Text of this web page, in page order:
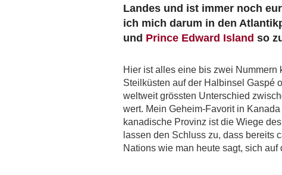
Landes und ist immer noch
ich mich darum in den
und Prince Edward Island so
Hier ist alles eine bis zwei
Steilküsten auf der Halbinsel Gaspé
weltweit grössten Unterschied
wert. Mein Geheim-Favorit in
kanadische Provinz ist die Wiege
lassen den Schluss zu, dass bereits
Nations wie man heute sagt, sich